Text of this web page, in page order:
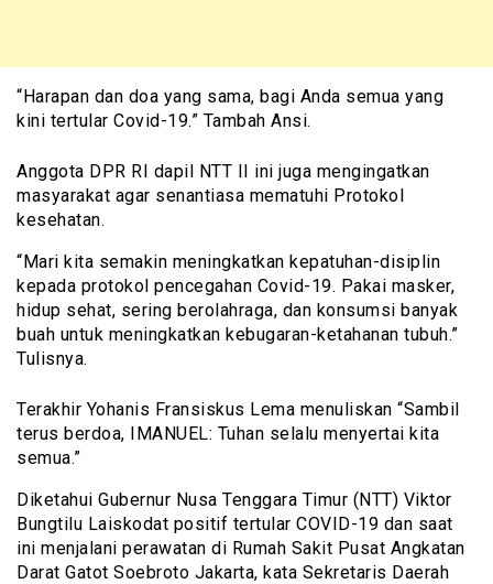
“Harapan dan doa yang sama, bagi Anda semua yang
kini tertular Covid-19.” Tambah Ansi.
Anggota DPR RI dapil NTT II ini juga mengingatkan
masyarakat agar senantiasa mematuhi Protokol
kesehatan.
“Mari kita semakin meningkatkan kepatuhan-disiplin
kepada protokol pencegahan Covid-19. Pakai masker,
hidup sehat, sering berolahraga, dan konsumsi banyak
buah untuk meningkatkan kebugaran-ketahanan tubuh.”
Tulisnya.
Terakhir Yohanis Fransiskus Lema menuliskan “Sambil
terus berdoa, IMANUEL: Tuhan selalu menyertai kita
semua.”
Diketahui Gubernur Nusa Tenggara Timur (NTT) Viktor
Bungtilu Laiskodat positif tertular COVID-19 dan saat
ini menjalani perawatan di Rumah Sakit Pusat Angkatan
Darat Gatot Soebroto Jakarta, kata Sekretaris Daerah